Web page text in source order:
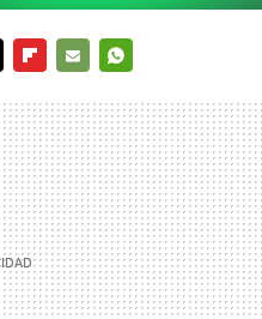
MAIL